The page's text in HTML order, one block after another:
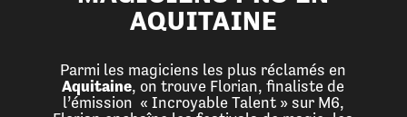
AQUITAINE
Parmi les magiciens les plus réclamés en
Aquitaine, on trouve Florian, finaliste de
l’émission « Incroyable Talent » sur M6,